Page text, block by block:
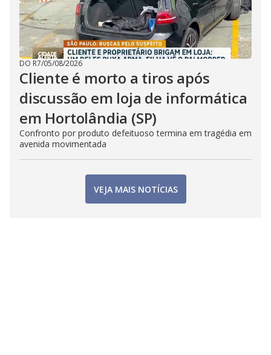
DO R7/05/08/2026
Cliente é morto a tiros após
discussão em loja de informática
em Hortolândia (SP)
Confronto por produto defeituoso termina em tragédia em
avenida movimentada
VEJA MAIS NOTÍCIAS